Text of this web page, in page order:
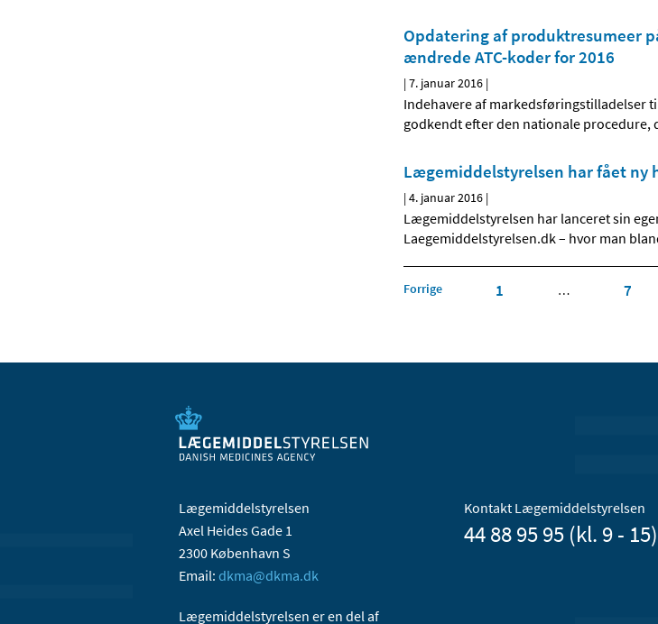
Opdatering af produktresumeer
ændrede ATC-koder for 2016
|7. januar 2016 |
Indehavere af markedsføringstilladelser
godkendt efter den nationale procedure,
Lægemiddelstyrelsen har fået ny
|4. januar 2016 |
Lægemiddelstyrelsen har lanceret sin
Laegemiddelstyrelsen.dk – hvor man
Forrige 1 … 7
Lægemiddelstyrelsen
Axel Heides Gade 1
2300 København S
Email: dkma@dkma.dk
Lægemiddelstyrelsen er en del af
Kontakt Lægemiddelstyrelsen
44 88 95 95 (kl. 9 - 15)